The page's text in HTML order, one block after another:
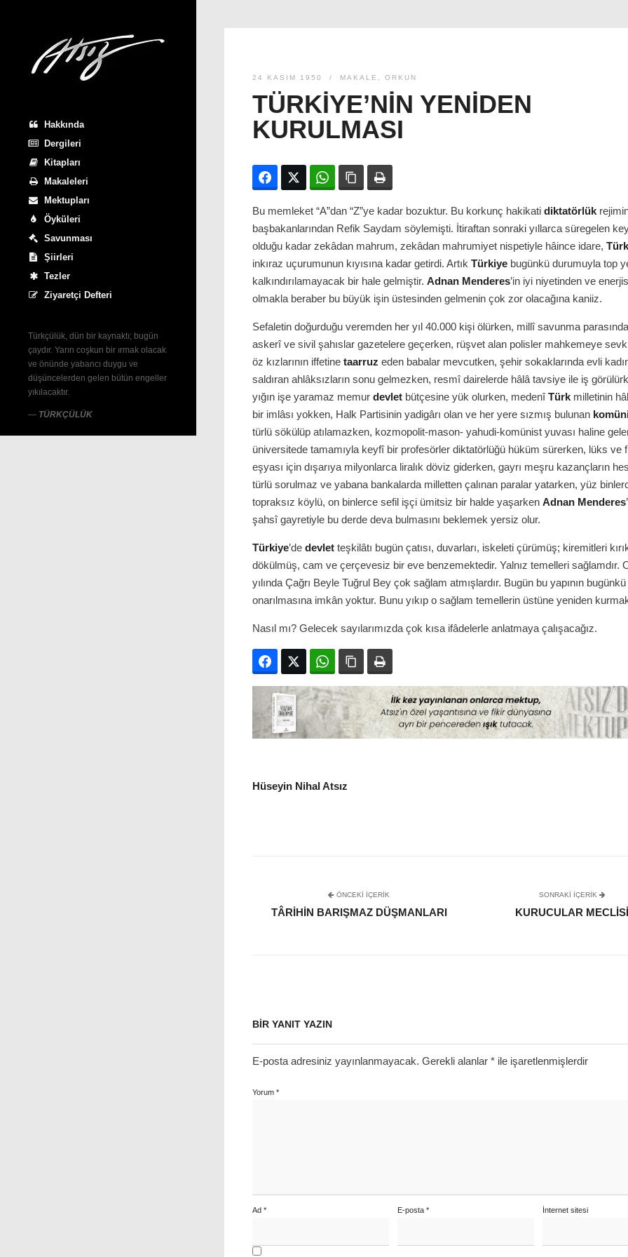
Hakkında
Dergileri
Kitapları
Makaleleri
Mektupları
Öyküleri
Savunması
Şiirleri
Tezler
Ziyaretçi Defteri
Türkçülük, dün bir kaynaktı; bugün
çaydır. Yarın coşkun bir ırmak olacak
ve önünde yabancı duygu ve
düşüncelerden gelen bütün engeller
yıkılacaktır.
— TÜRKÇÜLÜK
24 KASIM 1950 MAKALE ORKUN
TÜRKIYE’NIN YENIDEN
KURULMASI
FacebookTwitter WhatsAppBağlanıyı kopyala
Bu memleket “A”dan “Z”ye kadar bozuktur. Bu korkunç hakikati diktatörlük
başbakanlarından Refik Saydam söylemişti. İtiraftan sonraki yıllarca süregelen
olduğu kadar zekâdan mahrum, zekâdan mahrumiyet nispetiyle hâince idare,
inkıraz uçurumunun kıyısına kadar getirdi. Artık Türkiye bugünkü durumuyla top
kalkındırılamayacak bir hale gelmiştir. Adnan Menderes’in iyi niyetinden ve
olmakla beraber bu büyük işin üstesinden gelmenin çok zor olacağına kaniiz.
Sefaletin doğurduğu veremden her yıl 40.000 kişi ölürken, millî savunma
askerî ve sivil şahıslar gazetelere geçerken, rüşvet alan polisler mahkemeye
öz kızlarının iffetine taarruz eden babalar mevcutken, şehir sokaklarında evli
saldıran ahlâksızların sonu gelmezken, resmî dairelerde hâlâ tavsiye ile iş
yığın işe yaramaz memur devlet bütçesine yük olurken, medenîTürk milletinin
bir imlâsı yokken, Halk Partisinin yadigârı olan ve her yere sızmış bulunan
türlü sökülüp atılamazken, kozmopolit-mason- yahudi-komünist yuvası haline
üniversitede tamamıyla keyfî bir profesörler diktatörlüğü hüküm sürerken, lüks ve
eşyası için dışarıya milyonlarca liralık döviz giderken, gayrı meşru kazançların
türlü sorulmaz ve yabana bankalarda milletten çalınan paralar yatarken, yüz
topraksız köylü, on binlerce sefil işçi ümitsiz bir halde yaşarken Adnan Menderes
şahsî gayretiyle bu derde deva bulmasını beklemek yersiz olur.
Türkiye’de devlet teşkilâtı bugün çatısı, duvarları, iskeleti çürümüş; kiremitleri
dökülmüş, cam ve çerçevesiz bir eve benzemektedir. Yalnız temelleri sağlamdır.
yılında Çağrı Beyle Tuğrul Bey çok sağlam atmışlardır. Bugün bu yapının
onarılmasına imkân yoktur. Bunu yıkıp o sağlam temellerin üstüne yeniden
Nasıl mı? Gelecek sayılarımızda çok kısa ifâdelerle anlatmaya çalışacağız.
FacebookTwitter WhatsAppBağlanıyı kopyala
Hüseyin Nihal Atsız
ÖNCEKI İÇERIK
TÂRIHIN BARIŞMAZ DÜŞMANLARI
SONRAKI IÇERIK
KURUCULAR MECLISI
BIR YANIT YAZIN
E-posta adresiniz yayınlanmayacak. Gerekli alanlar * ile işaretlenmişlerdir
Yorum *
Ad * E-posta * İnternet sitesi